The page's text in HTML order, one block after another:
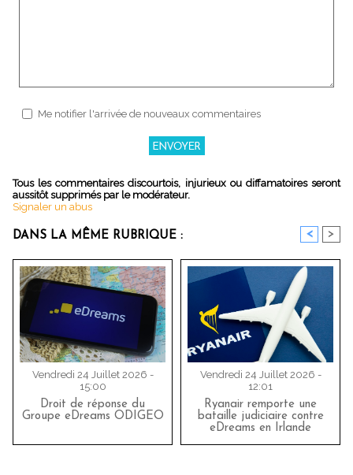
Me notifier l'arrivée de nouveaux commentaires
Tous les commentaires discourtois, injurieux ou diffamatoires seront
aussitôt supprimés par le modérateur.
Signaler un abus
DANS LA MÊME RUBRIQUE : < >
Vendredi 24 Juillet 2026 -
15:00
Droit de réponse du
Groupe eDreams ODIGEO
Vendredi 24 Juillet 2026 -
12:01
Ryanair remporte une
bataille judiciaire contre
eDreams en Irlande